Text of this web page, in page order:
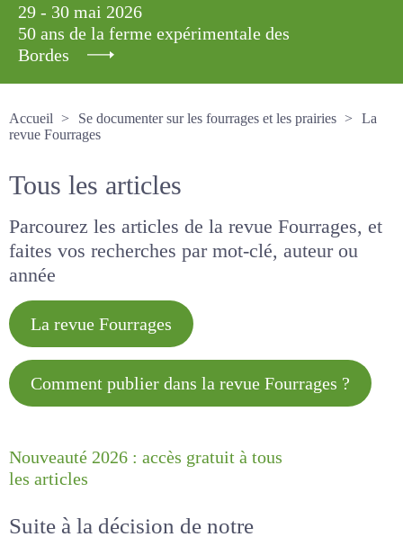
29 - 30 mai 2026
50 ans de la ferme expérimentale des
Bordes
Accueil
Se documenter sur les fourrages et les prairies
La revue Fourrages
Tous les articles
Parcourez les articles de la revue Fourrages, et
faites vos recherches par mot-clé, auteur ou
année
La revue Fourrages
Comment publier dans la revue
Nouveauté 2026 : accès gratuit à